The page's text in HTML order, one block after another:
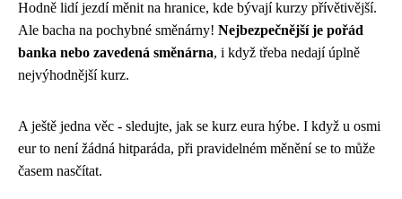
Hodně lidí jezdí měnit na hranice, kde bývají kurzy přívětivější.
Ale bacha na pochybné směnárny! Nejbezpečnější je pořád
banka nebo zavedená směnárna, i když třeba nedají úplně
nejvýhodnější kurz.
A ještě jedna věc - sledujte, jak se kurz eura hýbe. I když u osmi
eur to není žádná hitparáda, při pravidelném měnění se to může
časem nasčítat.